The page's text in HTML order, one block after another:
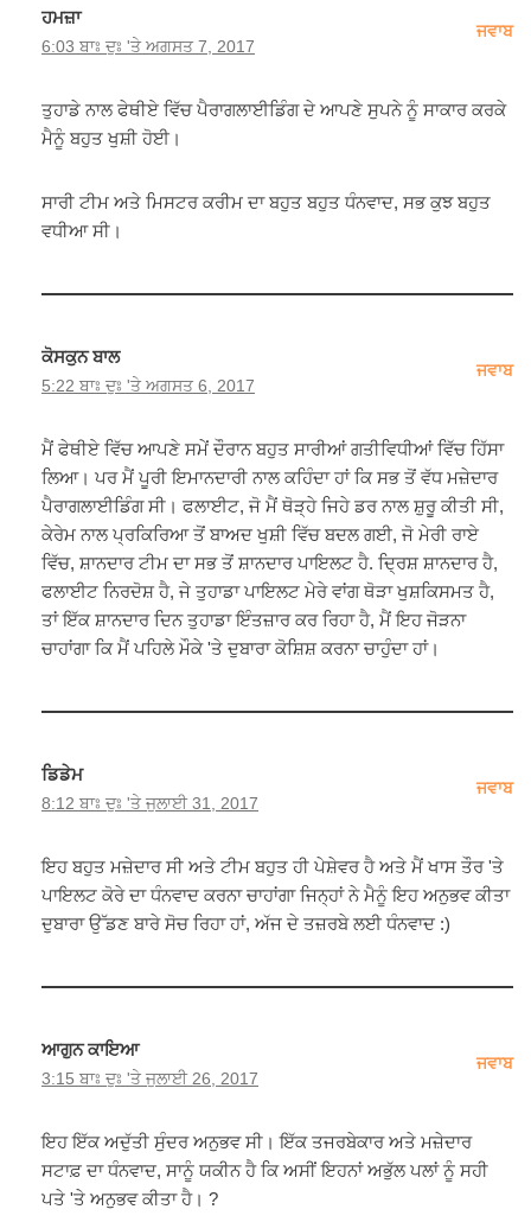
ਹਮਜ਼ਾ
6:03 ਬਾਃ ਦੁਃ 'ਤੇ ਅਗਸਤ 7, 2017
ਜਵਾਬ
ਤੁਹਾਡੇ ਨਾਲ ਫੇਥੀਏ ਵਿੱਚ ਪੈਰਾਗਲਾਈਡਿੰਗ ਦੇ ਆਪਣੇ ਸੁਪਨੇ ਨੂੰ ਸਾਕਾਰ ਕਰਕੇ
ਮੈਨੂੰ ਬਹੁਤ ਖੁਸ਼ੀ ਹੋਈ।
ਸਾਰੀ ਟੀਮ ਅਤੇ ਮਿਸਟਰ ਕਰੀਮ ਦਾ ਬਹੁਤ ਬਹੁਤ ਧੰਨਵਾਦ, ਸਭ ਕੁਝ ਬਹੁਤ
ਵਧੀਆ ਸੀ।
ਕੋਸਕੁਨ ਬਾਲ
5:22 ਬਾਃ ਦੁਃ 'ਤੇ ਅਗਸਤ 6, 2017
ਜਵਾਬ
ਮੈਂ ਫੇਥੀਏ ਵਿੱਚ ਆਪਣੇ ਸਮੇਂ ਦੌਰਾਨ ਬਹੁਤ ਸਾਰੀਆਂ ਗਤੀਵਿਧੀਆਂ ਵਿੱਚ ਹਿੱਸਾ
ਲਿਆ। ਪਰ ਮੈਂ ਪੂਰੀ ਇਮਾਨਦਾਰੀ ਨਾਲ ਕਹਿੰਦਾ ਹਾਂ ਕਿ ਸਭ ਤੋਂ ਵੱਧ ਮਜ਼ੇਦਾਰ
ਪੈਰਾਗਲਾਈਡਿੰਗ ਸੀ। ਫਲਾਈਟ, ਜੋ ਮੈਂ ਥੋੜ੍ਹੇ ਜਿਹੇ ਡਰ ਨਾਲ ਸ਼ੁਰੂ ਕੀਤੀ ਸੀ,
ਕੇਰੇਮ ਨਾਲ ਪ੍ਰਕਿਰਿਆ ਤੋਂ ਬਾਅਦ ਖੁਸ਼ੀ ਵਿੱਚ ਬਦਲ ਗਈ, ਜੋ ਮੇਰੀ ਰਾਏ
ਵਿੱਚ, ਸ਼ਾਨਦਾਰ ਟੀਮ ਦਾ ਸਭ ਤੋਂ ਸ਼ਾਨਦਾਰ ਪਾਇਲਟ ਹੈ. ਦ੍ਰਿਸ਼ ਸ਼ਾਨਦਾਰ ਹੈ,
ਫਲਾਈਟ ਨਿਰਦੋਸ਼ ਹੈ, ਜੇ ਤੁਹਾਡਾ ਪਾਇਲਟ ਮੇਰੇ ਵਾਂਗ ਥੋੜਾ ਖੁਸ਼ਕਿਸਮਤ ਹੈ,
ਤਾਂ ਇੱਕ ਸ਼ਾਨਦਾਰ ਦਿਨ ਤੁਹਾਡਾ ਇੰਤਜ਼ਾਰ ਕਰ ਰਿਹਾ ਹੈ, ਮੈਂ ਇਹ ਜੋੜਨਾ
ਚਾਹਾਂਗਾ ਕਿ ਮੈਂ ਪਹਿਲੇ ਮੌਕੇ 'ਤੇ ਦੁਬਾਰਾ ਕੋਸ਼ਿਸ਼ ਕਰਨਾ ਚਾਹੁੰਦਾ ਹਾਂ।
ਡਿਡੇਮ
8:12 ਬਾਃ ਦੁਃ 'ਤੇ ਜੁਲਾਈ 31, 2017
ਜਵਾਬ
ਇਹ ਬਹੁਤ ਮਜ਼ੇਦਾਰ ਸੀ ਅਤੇ ਟੀਮ ਬਹੁਤ ਹੀ ਪੇਸ਼ੇਵਰ ਹੈ ਅਤੇ ਮੈਂ ਖਾਸ ਤੌਰ 'ਤੇ
ਪਾਇਲਟ ਕੋਰੇ ਦਾ ਧੰਨਵਾਦ ਕਰਨਾ ਚਾਹਾਂਗਾ ਜਿਨ੍ਹਾਂ ਨੇ ਮੈਨੂੰ ਇਹ ਅਨੁਭਵ ਕੀਤਾ
ਦੁਬਾਰਾ ਉੱਡਣ ਬਾਰੇ ਸੋਚ ਰਿਹਾ ਹਾਂ, ਅੱਜ ਦੇ ਤਜ਼ਰਬੇ ਲਈ ਧੰਨਵਾਦ :)
ਆਗੁਨ ਕਾਇਆ
3:15 ਬਾਃ ਦੁਃ 'ਤੇ ਜੁਲਾਈ 26, 2017
ਜਵਾਬ
ਇਹ ਇੱਕ ਅਦੁੱਤੀ ਸੁੰਦਰ ਅਨੁਭਵ ਸੀ। ਇੱਕ ਤਜਰਬੇਕਾਰ ਅਤੇ ਮਜ਼ੇਦਾਰ
ਸਟਾਫ਼ ਦਾ ਧੰਨਵਾਦ, ਸਾਨੂੰ ਯਕੀਨ ਹੈ ਕਿ ਅਸੀਂ ਇਹਨਾਂ ਅਭੁੱਲ ਪਲਾਂ ਨੂੰ ਸਹੀ
ਪਤੇ 'ਤੇ ਅਨੁਭਵ ਕੀਤਾ ਹੈ। ?